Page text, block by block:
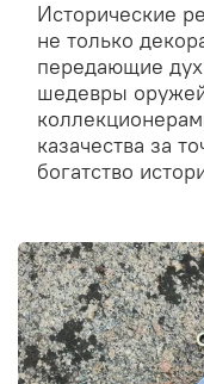
Исторические
не только
передающие
шедевры
казачества за
богатство